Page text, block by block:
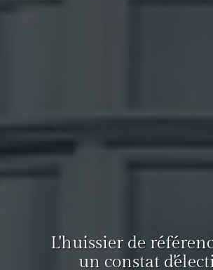
L'huissier de
un constat